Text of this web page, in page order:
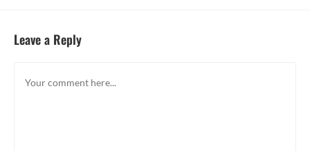
Leave a Reply